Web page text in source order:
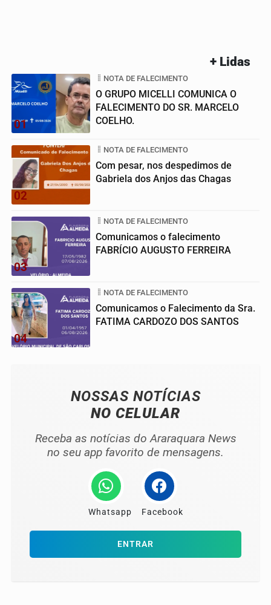
+ Lidas
01
NOTA DE FALECIMENTO
O GRUPO MICELLI COMUNICA O
FALECIMENTO DO SR. MARCELO
COELHO.
02
NOTA DE FALECIMENTO
Com pesar, nos despedimos de
Gabriela dos Anjos das Chagas
03
NOTA DE FALECIMENTO
Comunicamos o falecimento
FABRÍCIO AUGUSTO FERREIRA
04
NOTA DE FALECIMENTO
Comunicamos o Falecimento da Sra.
FATIMA CARDOZO DOS SANTOS
NOSSAS NOTÍCIAS
NO CELULAR
Receba as notícias do Araraquara News
no seu app favorito de mensagens.
Whatsapp Facebook
ENTRAR